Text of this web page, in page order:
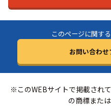
このページに関す
お問い合わ
※このWEBサイトで掲載され
の商標また